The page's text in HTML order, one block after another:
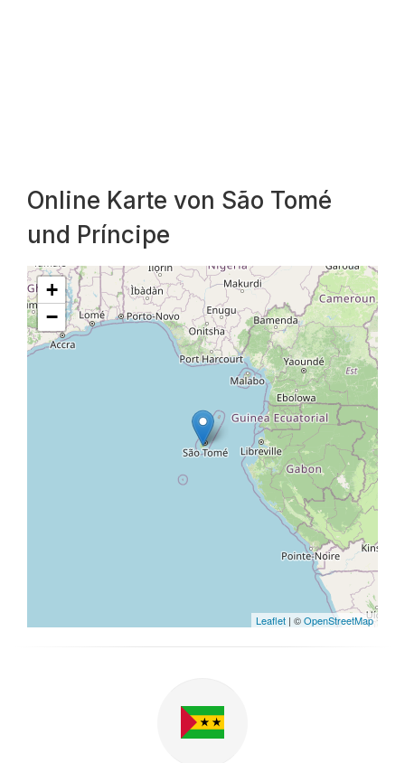
Online Karte von São Tomé
und Príncipe
+
−
Leaflet | ©OpenStreetMap